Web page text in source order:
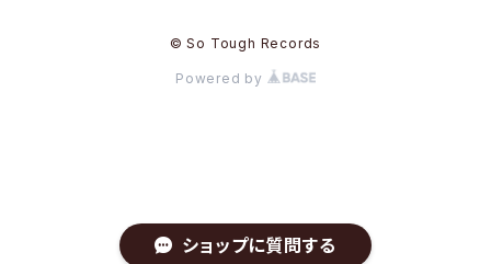
ショップに質問する
© So Tough Records
Powered by